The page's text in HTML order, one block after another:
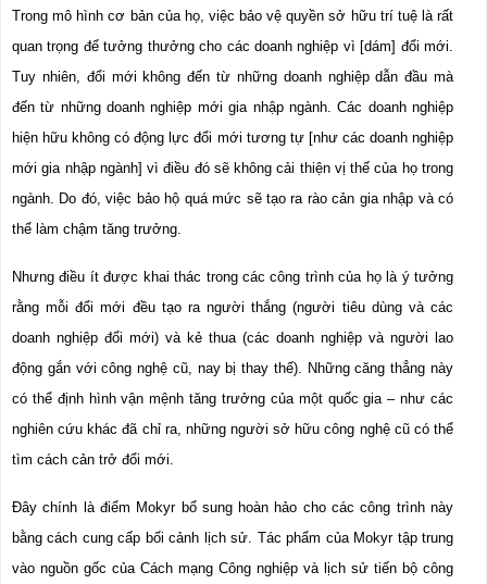
Trong mô hình cơ bản của họ, việc bảo vệ quyền sở hữu trí tuệ là rất
quan trọng để tưởng thưởng cho các doanh nghiệp vì [dám] đổi mới.
Tuy nhiên, đổi mới không đến từ những doanh nghiệp dẫn đầu mà
đến từ những doanh nghiệp mới gia nhập ngành. Các doanh nghiệp
hiện hữu không có động lực đổi mới tương tự [như các doanh nghiệp
mới gia nhập ngành] vì điều đó sẽ không cải thiện vị thế của họ trong
ngành. Do đó, việc bảo hộ quá mức sẽ tạo ra rào cản gia nhập và có
thể làm chậm tăng trưởng.
Nhưng điều ít được khai thác trong các công trình của họ là ý tưởng
rằng mỗi đổi mới đều tạo ra người thắng (người tiêu dùng và các
doanh nghiệp đổi mới) và kẻ thua (các doanh nghiệp và người lao
động gắn với công nghệ cũ, nay bị thay thế). Những căng thẳng này
có thể định hình vận mệnh tăng trưởng của một quốc gia – như các
nghiên cứu khác đã chỉ ra, những người sở hữu công nghệ cũ có thể
tìm cách cản trở đổi mới.
Đây chính là điểm Mokyr bổ sung hoàn hảo cho các công trình này
bằng cách cung cấp bối cảnh lịch sử. Tác phẩm của Mokyr tập trung
vào nguồn gốc của Cách mạng Công nghiệp và lịch sử tiến bộ công